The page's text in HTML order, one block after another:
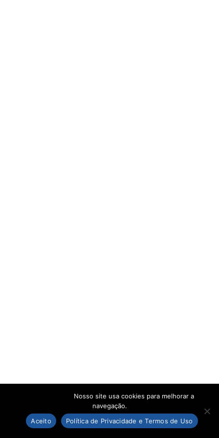
Nosso site usa cookies para melhorar a
navegação.
Aceito
Política de Privacidade e Termos de Uso